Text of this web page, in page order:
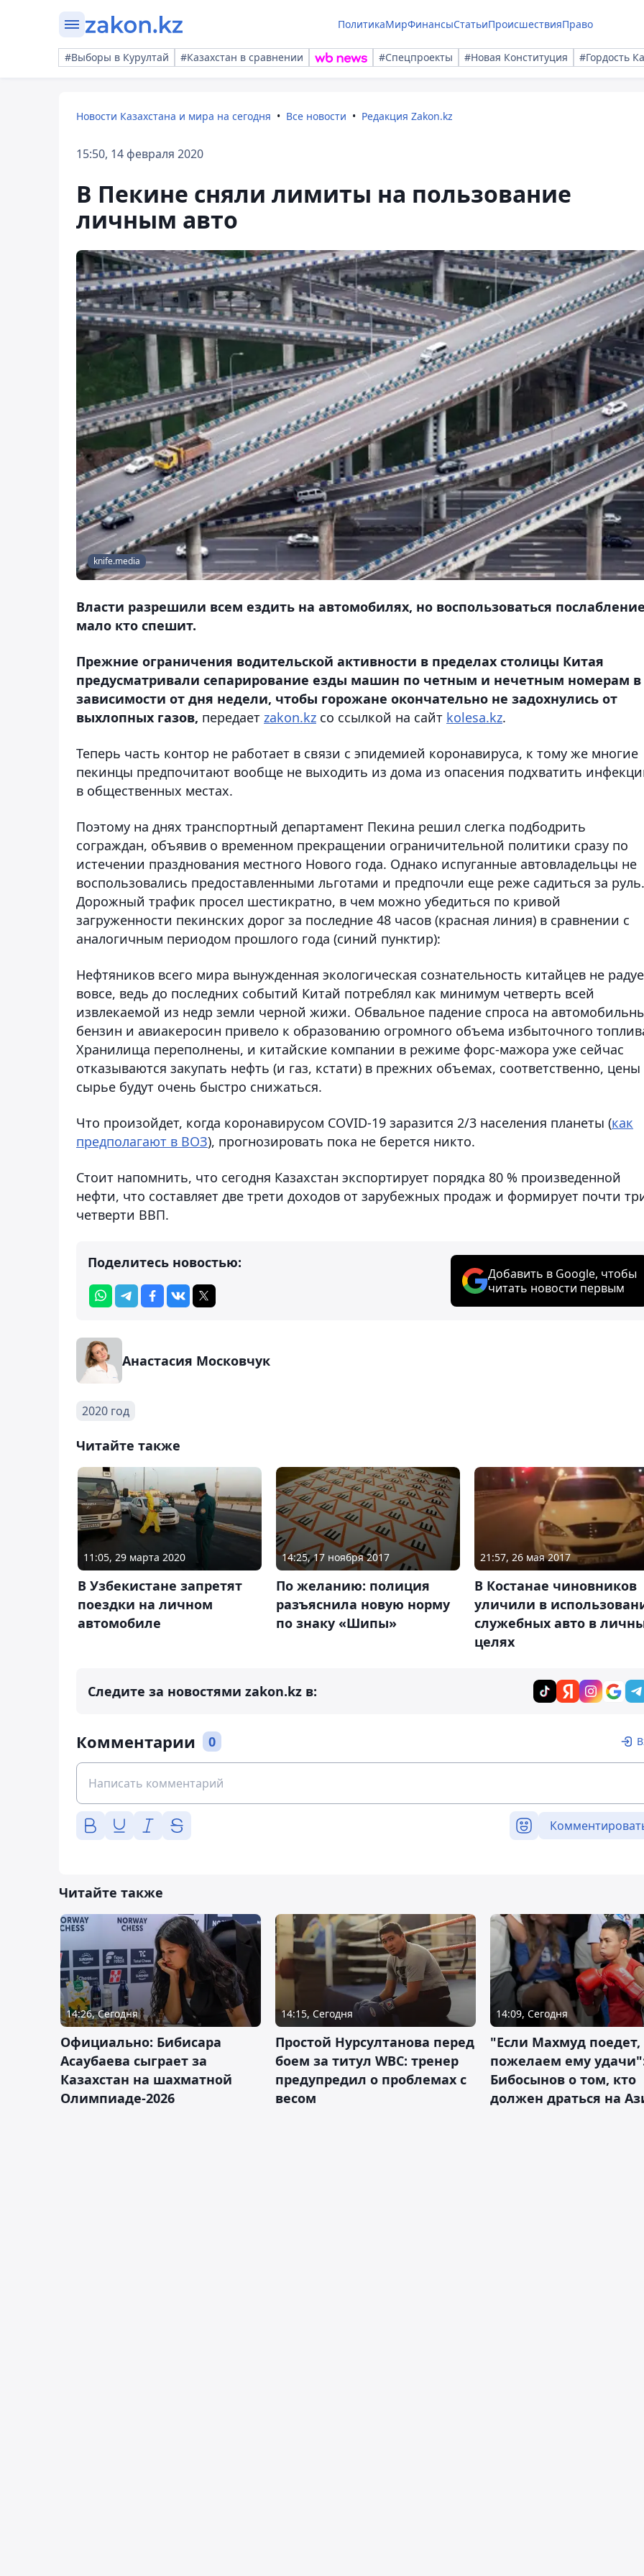
ПолитикаМирФинансыСтатьиПроисшествияПраво
#Выборы в Курултай #Казахстан в сравнении #Спецпроекты #Новая Конституция #Гордость
Новости Казахстана и мира на сегодня Все новости Редакция Zakon.kz
15:50, 14 февраля 2020
В Пекине сняли лимиты на пользование
личным авто
knife.media
Власти разрешили всем ездить на автомобилях, но воспользоваться
мало кто спешит.
Прежние ограничения водительской активности в пределах столицы Китая
предусматривали сепарирование езды машин по четным и нечетным номерам в
зависимости от дня недели, чтобы горожане окончательно не задохнулись от
выхлопных газов, передает zakon.kz со ссылкой на сайт kolesa.kz.
Теперь часть контор не работает в связи с эпидемией коронавируса, к тому же многие
пекинцы предпочитают вообще не выходить из дома из опасения подхватить
в общественных местах.
Поэтому на днях транспортный департамент Пекина решил слегка подбодрить
сограждан, объявив о временном прекращении ограничительной политики сразу по
истечении празднования местного Нового года. Однако испуганные автовладельцы не
воспользовались предоставленными льготами и предпочли еще реже садиться за руль.
Дорожный трафик просел шестикратно, в чем можно убедиться по кривой
загруженности пекинских дорог за последние 48 часов (красная линия) в сравнении с
аналогичным периодом прошлого года (синий пунктир):
Нефтяников всего мира вынужденная экологическая сознательность китайцев не
вовсе, ведь до последних событий Китай потреблял как минимум четверть всей
извлекаемой из недр земли черной жижи. Обвальное падение спроса на
бензин и авиакеросин привело к образованию огромного объема избыточного
Хранилища переполнены, и китайские компании в режиме форс-мажора уже сейчас
отказываются закупать нефть (и газ, кстати) в прежних объемах, соответственно, цены
сырье будут очень быстро снижаться.
Что произойдет, когда коронавирусом COVID-19 заразится 2/3 населения планеты (как
предполагают в ВОЗ), прогнозировать пока не берется никто.
Стоит напомнить, что сегодня Казахстан экспортирует порядка 80 % произведенной
нефти, что составляет две трети доходов от зарубежных продаж и формирует почти
четверти ВВП.
Поделитесь новостью:
Добавить в Google, чтобы
читать новости первым
Анастасия Московчук
2020 год
Читайте также
11:05, 29 марта 2020
В Узбекистане запретят
поездки на личном
автомобиле
14:25, 17 ноября 2017
По желанию: полиция
разъяснила новую норму
по знаку «Шипы»
21:57, 26 мая 2017
В Костанае чиновников
уличили в
служебных авто в
целях
Следите за новостями zakon.kz в:
Комментарии 0
Читайте также
14:26, Сегодня
Официально: Бибисара
Асаубаева сыграет за
Казахстан на шахматной
Олимпиаде-2026
14:15, Сегодня
Простой Нурсултанова перед
боем за титул WBC: тренер
предупредил о проблемах с
весом
14:09, Сегодня
"Если Махмуд
пожелаем ему
Бибосынов о том, кто
должен драться на